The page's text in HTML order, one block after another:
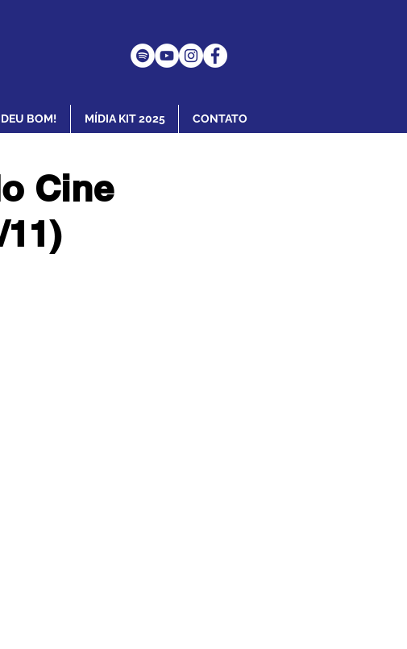
BOM! MÍDIA KIT 2025 CONTATO
Cine